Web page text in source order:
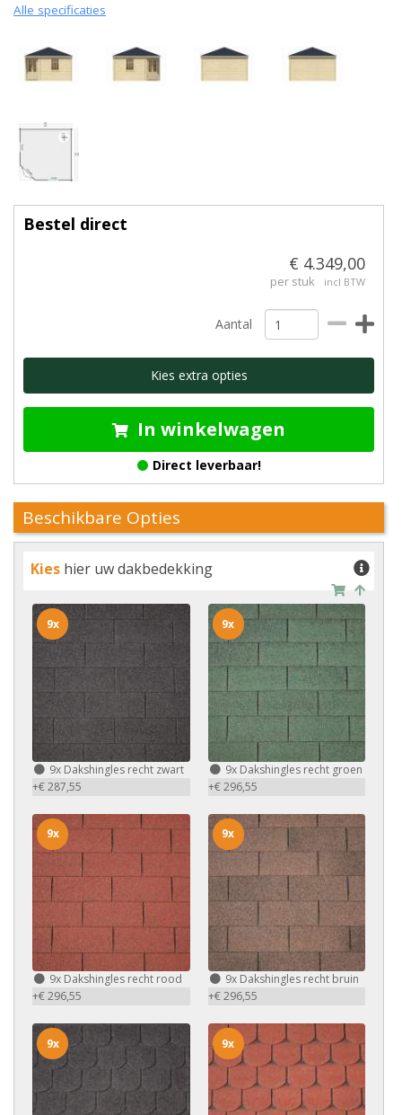
Alle specificaties
Bestel direct
€ 4.349,00
per stuk incl BTW
Aantal
Kies extra opties
In winkelwagen
Direct leverbaar!
Beschikbare Opties
Kies hier uw dakbedekking
9x Dakshingles recht zwart
+€ 287,55
9x
9xDakshingles recht groen
+€ 296,55
9x
9x Dakshingles recht rood
+€ 296,55
9x
9xDakshingles recht bruin
+€ 296,55
9x
9x 9x